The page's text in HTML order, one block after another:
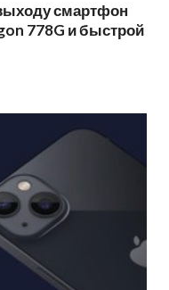
смартфон
778G и быстрой